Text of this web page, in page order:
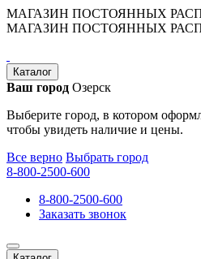
МАГАЗИН ПОСТОЯННЫХ
МАГАЗИН ПОСТОЯННЫХ
Каталог
Ваш город Озерск
Выберите город, в котором
чтобы увидеть наличие и цены.
Все верно Выбрать город
8-800-2500-600
8-800-2500-600
Заказать звонок